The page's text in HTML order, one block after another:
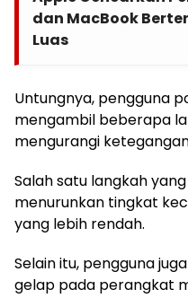
dan MacBook
Luas
Untungnya, pengguna
mengambil beberapa
mengurangi
Salah satu langkah
menurunkan tingkat
yang lebih rendah.
Selain itu, pengguna
gelap pada perangkat